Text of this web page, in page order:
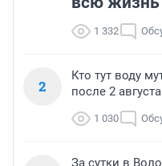
1 332
2
Кто тут воду
после 2 августа
1 030
За сутки в